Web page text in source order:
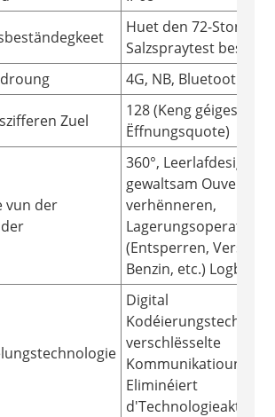
Huet den 72-Stonne
Salzspraytest
4G, NB, Bluetooth
Zuel
128 (Keng géigesäiteg
Ëffnungsquote)
vun der
360°, Leerlafdesign fir
gewaltsam Ouverture
verhënneren,
(Entsperren,
Benzin, etc.) Logbuch
Digital
verschlësselte
Eliminéiert